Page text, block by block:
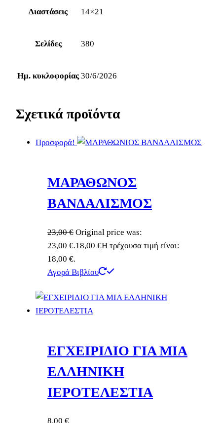
Διαστάσεις 14×21
Σελίδες 380
Ημ. κυκλοφορίας 30/6/2026
Σχετικά προϊόντα
Προσφορά!
ΜΑΡΑΘΩΝΟΣ
ΒΑΝΔΑΛΙΣΜΟΣ
23,00€ Original price was:
23,00 €.18,00 €Η τρέχουσα τιμή είναι:
18,00 €.
Αγορά Βιβλίου
ΕΓΧΕΙΡΙΔΙΟ ΓΙΑ ΜΙΑ
ΕΛΛΗΝΙΚΗ
ΙΕΡΟΤΕΛΕΣΤΙΑ
8,00 €